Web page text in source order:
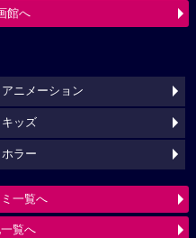
館へ
アニメーション
キッズ
ホラー
一覧へ
覧へ